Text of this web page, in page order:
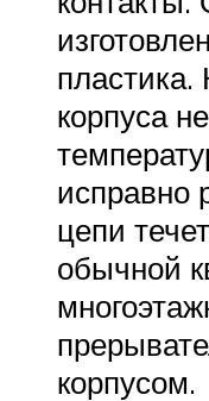
пластика.
корпуса
исправно
цепи
обычной
корпусом.